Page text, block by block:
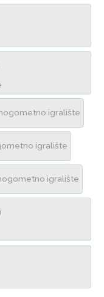
igralište
igralište
igralište